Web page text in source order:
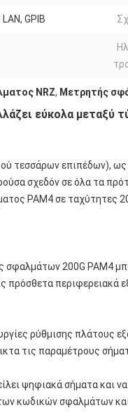
GPIB
NRZ, Μετρητής
εύκολα μεταξύ
τεσσάρων επιπέδων), ως
σχεδόν σε όλα τα
PAM4 σε
200G PAM4
πρόσθετα περιφερειακά
ρύθμισης πλάτους
τις παραμέτρους
ψηφιακά σήματα και
κωδικών σφαλμάτων